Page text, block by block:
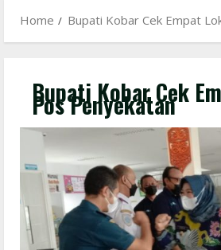
Home Bupati Kobar Cek Empat
Bupati Kobar Cek
Pos Penyekatan